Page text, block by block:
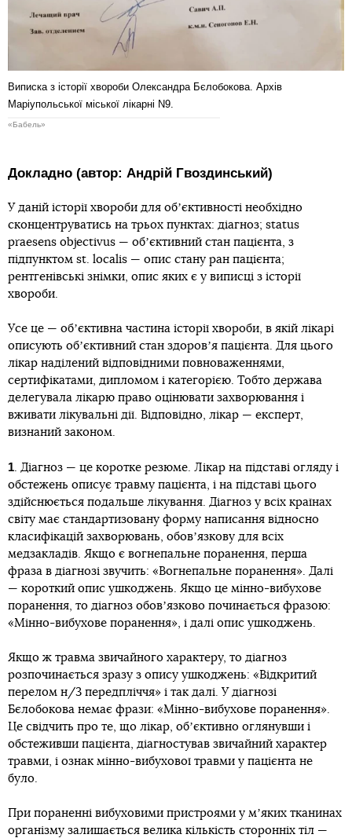
Виписка з історії хвороби Олександра Бєлобокова. Архів
Маріупольської міської лікарні N9.
«Бабель»
Докладно (автор: Андрій Гвоздинський)
У даній історії хвороби для обʼєктивності необхідно
сконцентруватись на трьох пунктах: діагноз; status
praesens objectivus — обʼєктивний стан пацієнта, з
підпунктом st. localis — опис стану ран пацієнта;
рентгенівські знімки, опис яких є у виписці з історії
хвороби.
Усе це — обʼєктивна частина історії хвороби, в якій лікарі
описують обʼєктивний стан здоровʼя пацієнта. Для цього
лікар наділений відповідними повноваженнями,
сертифікатами, дипломом і категорією. Тобто держава
делегувала лікарю право оцінювати захворювання і
вживати лікувальні дії. Відповідно, лікар — експерт,
визнаний законом.
1. Діагноз — це коротке резюме. Лікар на підставі огляду і
обстежень описує травму пацієнта, і на підставі цього
здійснюється подальше лікування. Діагноз у всіх країнах
світу має стандартизовану форму написання відносно
класифікацій захворювань, обовʼязкову для всіх
медзакладів. Якщо є вогнепальне поранення, перша
фраза в діагнозі звучить: «Вогнепальне поранення». Далі
— короткий опис ушкоджень. Якщо це мінно-вибухове
поранення, то діагноз обовʼязково починається фразою:
«Мінно-вибухове поранення», і далі опис ушкоджень.
Якщо ж травма звичайного характеру, то діагноз
розпочинається зразу з опису ушкоджень: «Відкритий
перелом н/3 передпліччя» і так далі. У діагнозі
Бєлобокова немає фрази: «Мінно-вибухове поранення».
Це свідчить про те, що лікар, обʼєктивно оглянувши і
обстеживши пацієнта, діагностував звичайний характер
травми, і ознак мінно-вибухової травми у пацієнта не
було.
При пораненні вибуховими пристроями у мʼяких тканинах
організму залишається велика кількість сторонніх тіл —